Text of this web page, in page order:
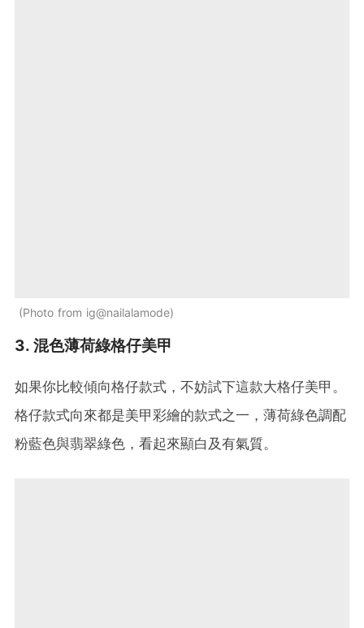
Photo from ig@nailalamode
3. 混色薄荷綠格仔美甲
如果你比較傾向格仔款式，不妨試下這款大格仔美甲。
格仔款式向來都是美甲彩繪的款式之一，薄荷綠色調配
粉藍色與翡翠綠色，看起來顯白及有氣質。